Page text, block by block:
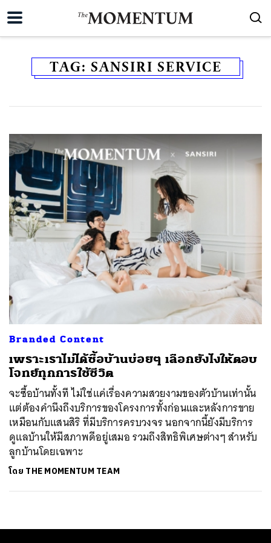
TAG: SANSIRI SERVICE
Branded Content
เพราะเราไม่ได้ซื้อบ้านบ่อยๆ เลือกยังไงให้ตอบ
โจทย์ทุกการใช้ชีวิต
จะซื้อบ้านทั้งที ไม่ใช่แค่เรื่องความสวยงามของตัวบ้านเท่านั้น
แต่ต้องคำนึงถึงบริการของโครงการทั้งก่อนและหลังการขาย
เหมือนกับแสนสิริ ที่มีบริการครบวงจร นอกจากนี้ยังมีบริการ
ดูแลบ้านให้มีสภาพดีอยู่เสมอ รวมถึงสิทธิพิเศษต่างๆ สำหรับ
ลูกบ้านโดยเฉพาะ
โดย THE MOMENTUM TEAM
ค้นหา
SHARE TWEET LINE EMAIL